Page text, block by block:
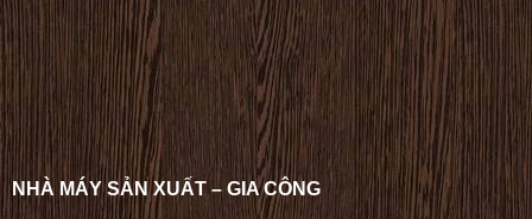
NHÀ MÁY SẢN XUẤT – GIA CÔNG